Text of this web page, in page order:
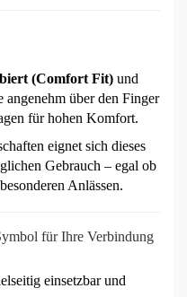
(Comfort Fit) und
über den Finger
für hohen Komfort.
eignet sich dieses
Gebrauch – egal ob
Anlässen.
für Ihre Verbindung
einsetzbar und